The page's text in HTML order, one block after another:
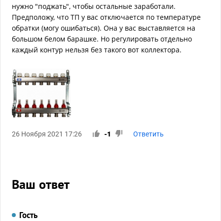
нужно "поджать", чтобы остальные заработали.
Предположу, что ТП у вас отключается по температуре
обратки (могу ошибаться). Она у вас выставляется на
большом белом барашке. Но регулировать отдельно
каждый контур нельзя без такого вот коллектора.
26 Ноября 2021 17:26 -1 Ответить
Ваш ответ
Гость